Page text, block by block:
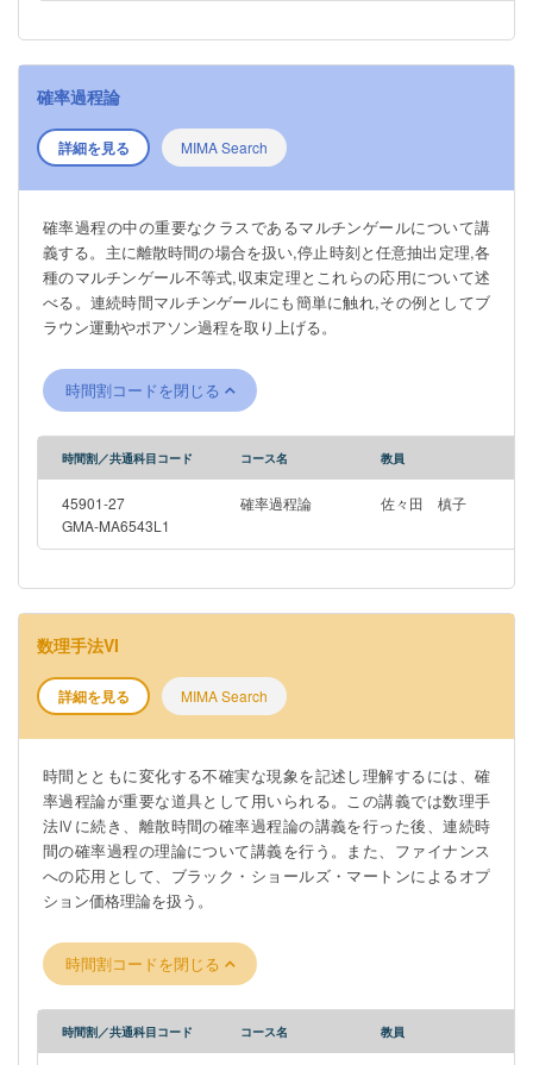
確率過程論
詳細を見る MIMA Search
確率過程の中の重要なクラスであるマルチンゲールについて講
義する。主に離散時間の場合を扱い,停止時刻と任意抽出定理,各
種のマルチンゲール不等式,収束定理とこれらの応用について述
べる。連続時間マルチンゲールにも簡単に触れ,その例としてブ
ラウン運動やポアソン過程を取り上げる。
時間割コードを閉じる
時間割／共通科目コード コース名 教員
45901-27
GMA-MA6543L1
確率過程論 佐々田 槙子
数理手法VI
詳細を見る MIMA Search
時間とともに変化する不確実な現象を記述し理解するには、確
率過程論が重要な道具として用いられる。この講義では数理手
法Ⅳに続き、離散時間の確率過程論の講義を行った後、連続時
間の確率過程の理論について講義を行う。また、ファイナンス
への応用として、ブラック・ショールズ・マートンによるオプ
ション価格理論を扱う。
時間割コードを閉じる
時間割／共通科目コード コース名 教員